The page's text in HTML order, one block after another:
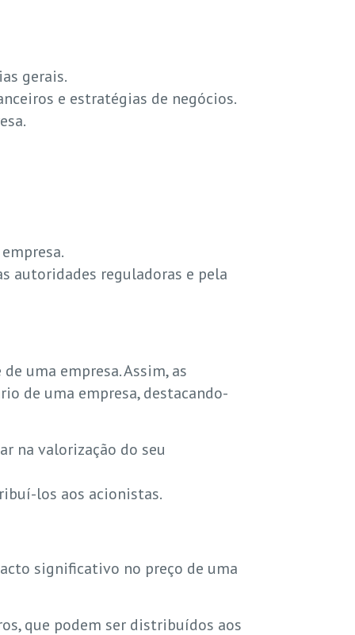
gerais.
e estratégias de negócios.
autoridades reguladoras e pela
uma empresa. Assim, as
de uma empresa, destacando-
na valorização do seu
los aos acionistas.
significativo no preço de uma
que podem ser distribuídos aos